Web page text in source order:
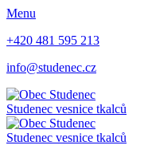
Menu
+420 481 595 213
info@studenec.cz
Studenec vesnice tkalců
Studenec vesnice tkalců